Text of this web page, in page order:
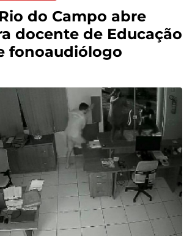
do Campo abre
docente de Educação
fonoaudiólogo